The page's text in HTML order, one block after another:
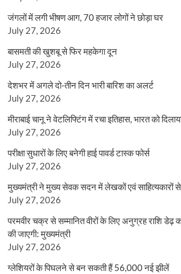
जंगलों में लगी भीषण आग, 70 हजार लोगों ने छोड़ा घर
July 27, 2026
बासमती की खुशबू से फिर महकेगा दून
July 27, 2026
देशभर में अगले दो-तीन दिन भारी बारिश का अलर्ट
July 27, 2026
मीराबाई चानू ने वेटलिफ्टिंग में रचा इतिहास, भारत को
July 27, 2026
परीक्षा सुधारों के लिए बनेगी हाई पावर्ड टास्क फोर्स
July 27, 2026
मुख्यमंत्री ने मुख्य सेवक सदन में लेखकों एवं साहित्यकारों से
July 27, 2026
परमवीर चक्र से सम्मानित वीरों के लिए अनुग्रह राशि
की जाएगी: मुख्यमंत्री
July 27, 2026
ग्लेशियरों के पिघलने से बन सकती हैं 56,000 नई झीलें